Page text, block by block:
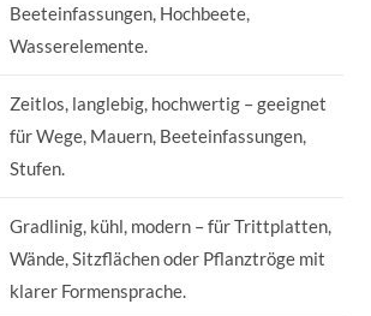
Beeteinfassungen, Hochbeete,
Wasserelemente.
Zeitlos, langlebig, hochwertig – geeignet
für Wege, Mauern, Beeteinfassungen,
Stufen.
Gradlinig, kühl, modern – für Trittplatten,
Wände, Sitzflächen oder Pflanztröge mit
klarer Formensprache.